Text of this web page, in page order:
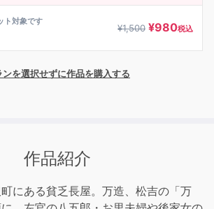
ト対象です
¥1,500 ¥980税込
ンを選択せずに作品を購入する
作品紹介
にある貧乏長屋。万造、松吉の「万